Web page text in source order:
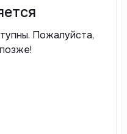
Пожалуйста,